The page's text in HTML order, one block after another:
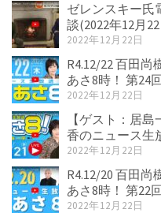
ゼレンスキー
談(2022年12月
2022年12月22日
R4.12/22 百田
あさ8時！ 第24回
2022年12月22日
【ゲスト：居
香のニュース
2022年12月22日
R4.12/20 百田
あさ8時！ 第22回
2022年12月22日